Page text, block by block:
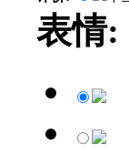
表情: